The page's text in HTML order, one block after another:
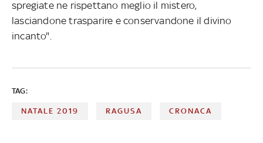
spregiate ne rispettano meglio il mistero,
lasciandone trasparire e conservandone il divino
incanto".
TAG:
NATALE 2019 RAGUSA CRONACA